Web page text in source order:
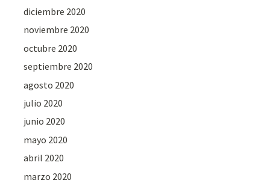
diciembre 2020
noviembre 2020
octubre 2020
septiembre 2020
agosto 2020
julio 2020
junio 2020
mayo 2020
abril 2020
marzo 2020